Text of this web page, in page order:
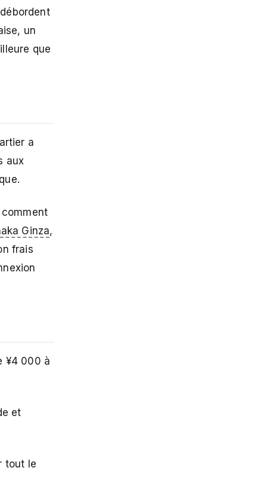
un
que
a
aux
Ginza,
frais
¥4 000 à
et
tout le